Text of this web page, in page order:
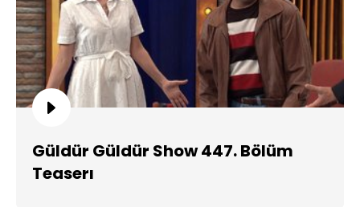
Güldür Güldür Show 447. Bölüm
Teaserı